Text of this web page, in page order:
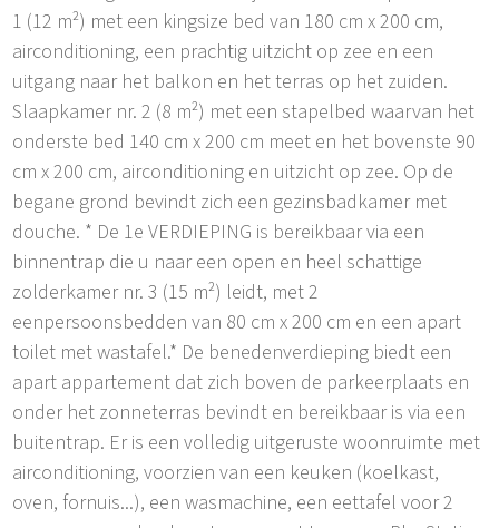
1 (12 m²) met een kingsize bed van 180 cm x 200 cm,
airconditioning, een prachtig uitzicht op zee en een
uitgang naar het balkon en het terras op het zuiden.
Slaapkamer nr. 2 (8 m²) met een stapelbed waarvan het
onderste bed 140 cm x 200 cm meet en het bovenste 90
cm x 200 cm, airconditioning en uitzicht op zee. Op de
begane grond bevindt zich een gezinsbadkamer met
douche. * De 1e VERDIEPING is bereikbaar via een
binnentrap die u naar een open en heel schattige
zolderkamer nr. 3 (15 m²) leidt, met 2
eenpersoonsbedden van 80 cm x 200 cm en een apart
toilet met wastafel.* De benedenverdieping biedt een
apart appartement dat zich boven de parkeerplaats en
onder het zonneterras bevindt en bereikbaar is via een
buitentrap. Er is een volledig uitgeruste woonruimte met
airconditioning, voorzien van een keuken (koelkast,
oven, fornuis...), een wasmachine, een eettafel voor 2